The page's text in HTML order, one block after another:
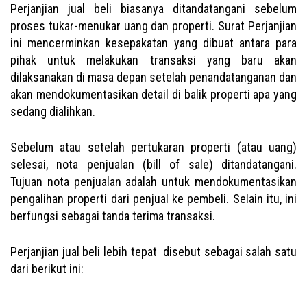
Perjanjian jual beli biasanya ditandatangani sebelum
proses tukar-menukar uang dan properti. Surat Perjanjian
ini mencerminkan kesepakatan yang dibuat antara para
pihak untuk melakukan transaksi yang baru akan
dilaksanakan di masa depan setelah penandatanganan dan
akan mendokumentasikan detail di balik properti apa yang
sedang dialihkan.
Sebelum atau setelah pertukaran properti (atau uang)
selesai, nota penjualan (bill of sale) ditandatangani.
Tujuan nota penjualan adalah untuk mendokumentasikan
pengalihan properti dari penjual ke pembeli. Selain itu, ini
berfungsi sebagai tanda terima transaksi.
Perjanjian jual beli lebih tepat disebut sebagai salah satu
dari berikut ini: